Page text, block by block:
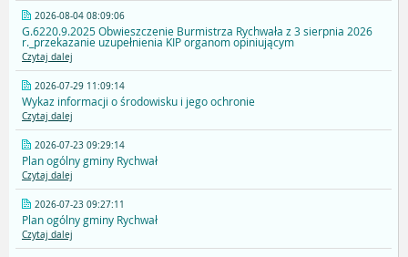
2026-08-04 08:09:06
G.6220.9.2025 Obwieszczenie Burmistrza Rychwała z 3 sierpnia 2026
r._przekazanie uzupełnienia KIP organom opiniującym
Czytaj dalej
2026-07-29 11:09:14
Wykaz informacji o środowisku i jego ochronie
Czytaj dalej
2026-07-23 09:29:14
Plan ogólny gminy Rychwał
Czytaj dalej
2026-07-23 09:27:11
Plan ogólny gminy Rychwał
Czytaj dalej